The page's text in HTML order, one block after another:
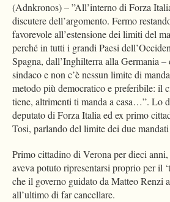
(Adnkronos) – ”All’interno di Forza
discutere dell’argomento. Fermo
favorevole all’estensione dei limiti del
perché in tutti i grandi Paesi
Spagna, dall’Inghilterra alla Germania –
sindaco e non c’è nessun limite di
metodo più democratico e preferibile: il
tiene, altrimenti ti manda a casa…”. Lo
deputato di Forza Italia ed ex primo
Tosi, parlando del limite dei due
Primo cittadino di Verona per dieci
aveva potuto ripresentarsi proprio per il
che il governo guidato da Matteo Renzi
all’ultimo di far cancellare.